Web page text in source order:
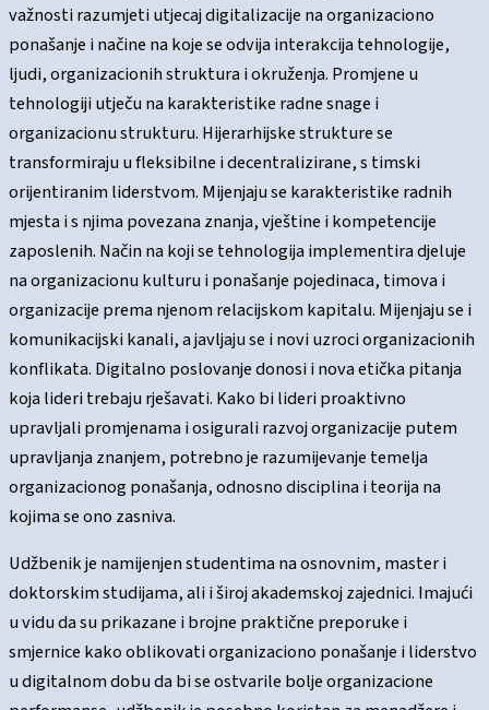
važnosti razumjeti utjecaj digitalizacije na organizaciono
ponašanje i načine na koje se odvija interakcija tehnologije,
ljudi, organizacionih struktura i okruženja. Promjene u
tehnologiji utječu na karakteristike radne snage i
organizacionu strukturu. Hijerarhijske strukture se
transformiraju u fleksibilne i decentralizirane, s timski
orijentiranim liderstvom. Mijenjaju se karakteristike radnih
mjesta i s njima povezana znanja, vještine i kompetencije
zaposlenih. Način na koji se tehnologija implementira djeluje
na organizacionu kulturu i ponašanje pojedinaca, timova i
organizacije prema njenom relacijskom kapitalu. Mijenjaju se i
komunikacijski kanali, a javljaju se i novi uzroci organizacionih
konflikata. Digitalno poslovanje donosi i nova etička pitanja
koja lideri trebaju rješavati. Kako bi lideri proaktivno
upravljali promjenama i osigurali razvoj organizacije putem
upravljanja znanjem, potrebno je razumijevanje temelja
organizacionog ponašanja, odnosno disciplina i teorija na
kojima se ono zasniva.
Udžbenik je namijenjen studentima na osnovnim, master i
doktorskim studijama, ali i široj akademskoj zajednici. Imajući
u vidu da su prikazane i brojne praktične preporuke i
smjernice kako oblikovati organizaciono ponašanje i liderstvo
u digitalnom dobu da bi se ostvarile bolje organizacione